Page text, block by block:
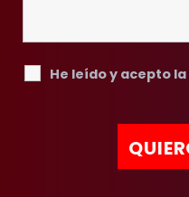
He leído y acepto la